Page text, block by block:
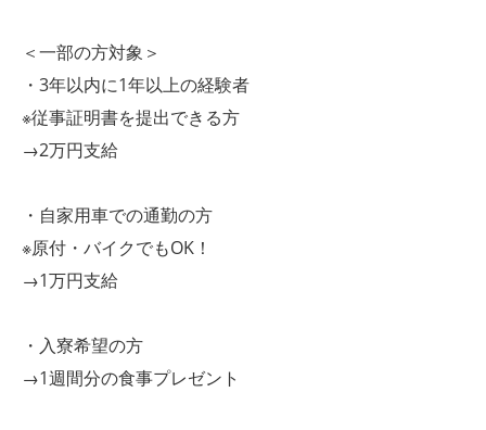
＜一部の方対象＞
・3年以内に1年以上の経験者
※従事証明書を提出できる方
→2万円支給
・自家用車での通勤の方
※原付・バイクでもOK！
→1万円支給
・入寮希望の方
→1週間分の食事プレゼント